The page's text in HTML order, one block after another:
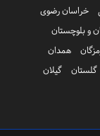
خراسان رضوی
و بلوچستان
همدان
گلستان
گیلان